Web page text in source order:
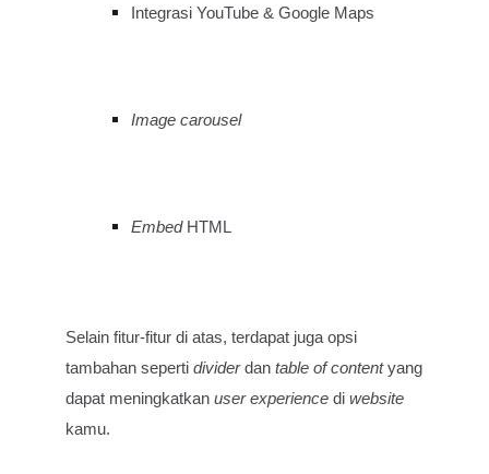
Integrasi YouTube & Google Maps
Image carousel
EmbedHTML
Selain fitur-fitur di atas, terdapat juga opsi
tambahan sepertidividerdantable of contentyang
dapat meningkatkanuser experience diwebsite
kamu.